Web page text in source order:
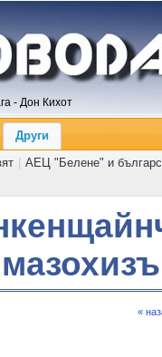
- Дон Кихот
Други
АЕЦ "Белене" и
«